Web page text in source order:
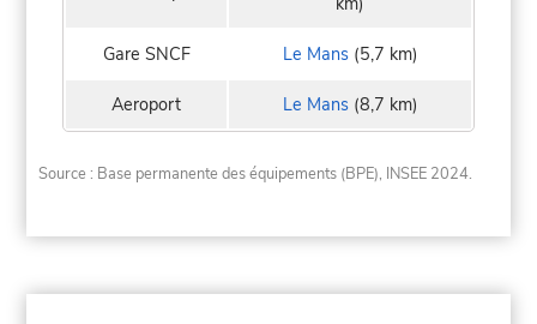
Gare SNCF Le Mans(5,7 km)
Aeroport Le Mans(8,7 km)
Source : Base permanente des équipements (BPE), INSEE 2024.